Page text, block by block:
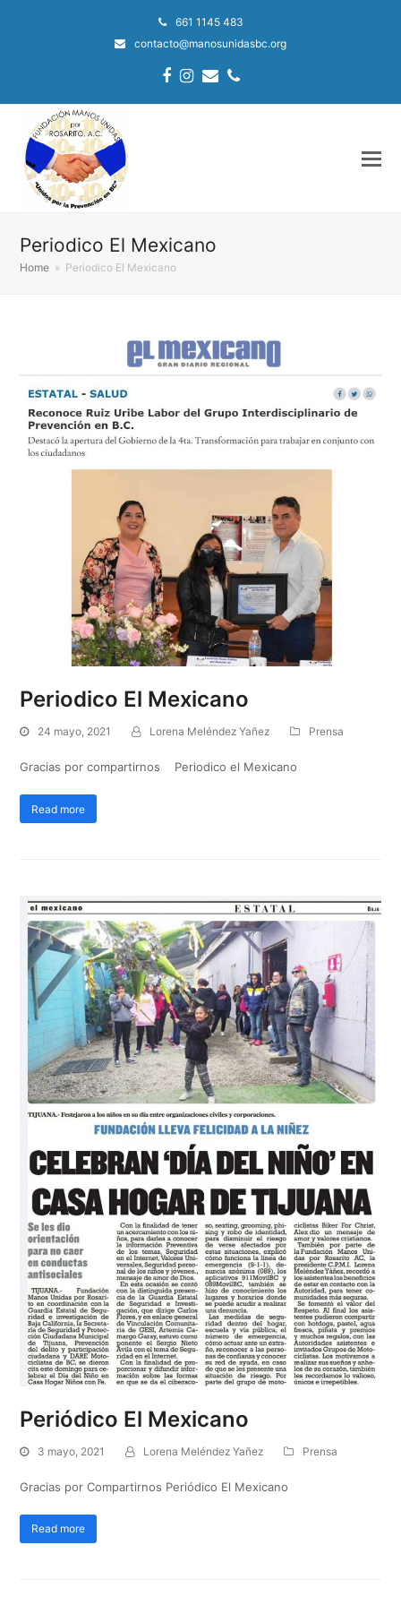
661 1145 483
contacto@manosunidasbc.org
Facebook
Instagram
EmailPhone
Periodico El Mexicano
Home » Periodico El Mexicano
Periodico El Mexicano
24 mayo, 2021 Lorena Meléndez Yañez Prensa
Gracias por compartirnos Periodico el Mexicano
Read more
Periódico El Mexicano
3 mayo, 2021 Lorena Meléndez Yañez Prensa
Gracias por Compartirnos Periódico El Mexicano
Read more